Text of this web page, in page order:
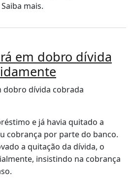
mais.
em dobro dívida
e já havia quitado a
cobrança por parte do banco.
a quitação da dívida, o
insistindo na cobrança